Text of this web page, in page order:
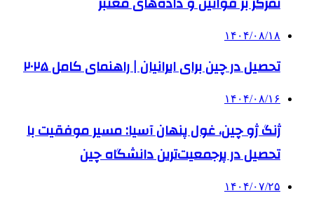
۱۴۰۴/۰۸/۱۸
تحصیل در چین برای ایرانیان | راهنمای کامل ۲۰۲۵
۱۴۰۴/۰۸/۱۶
ژنگ ژو چین، غول پنهان آسیا: مسیر موفقیت با
تحصیل در پرجمعیت‌ترین دانشگاه چین
۱۴۰۴/۰۷/۲۵